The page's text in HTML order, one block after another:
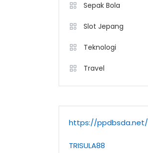
Sepak Bola
Slot Jepang
Teknologi
Travel
https://ppdbsda.net/
TRISULA88